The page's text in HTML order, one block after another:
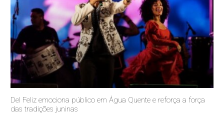
Del Feliz emociona público em Água Quente e reforça a força
das tradições juninas